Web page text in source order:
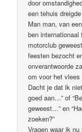
door
een tehuis
Man man, van
ben
motorclub
feesten bezocht
onverantwoorde
om voor het
Dacht je dat ik
goed aan…” of
geweest…” en
zoeken?”
Vragen waar ik